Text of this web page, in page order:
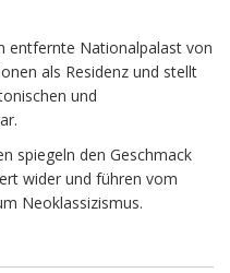
entfernte Nationalpalast von
als Residenz und stellt
und
spiegeln den Geschmack
wider und führen vom
Neoklassizismus.